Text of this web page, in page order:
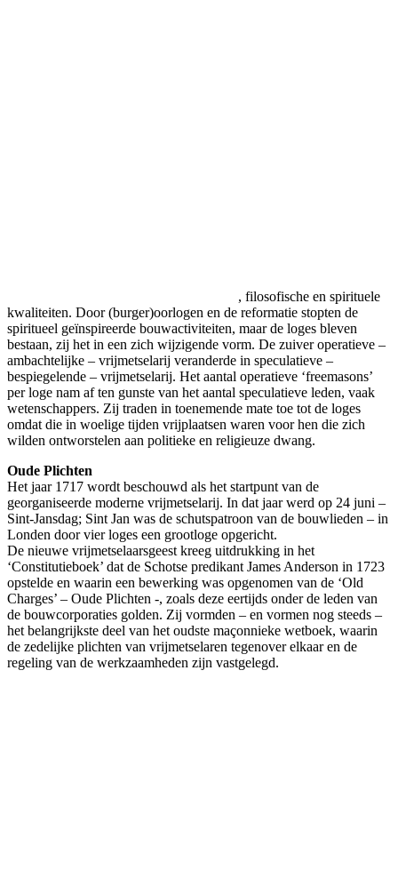
, filosofische en spirituele
kwaliteiten. Door (burger)oorlogen en de reformatie stopten de
spiritueel geïnspireerde bouwactiviteiten, maar de loges bleven
bestaan, zij het in een zich wijzigende vorm. De zuiver operatieve –
ambachtelijke – vrijmetselarij veranderde in speculatieve –
bespiegelende – vrijmetselarij. Het aantal operatieve ‘freemasons’
per loge nam af ten gunste van het aantal speculatieve leden, vaak
wetenschappers. Zij traden in toenemende mate toe tot de loges
omdat die in woelige tijden vrijplaatsen waren voor hen die zich
wilden ontworstelen aan politieke en religieuze dwang.
Oude Plichten
Het jaar 1717 wordt beschouwd als het startpunt van de
georganiseerde moderne vrijmetselarij. In dat jaar werd op 24 juni –
Sint-Jansdag; Sint Jan was de schutspatroon van de bouwlieden – in
Londen door vier loges een grootloge opgericht.
De nieuwe vrijmetselaarsgeest kreeg uitdrukking in het
‘Constitutieboek’ dat de Schotse predikant James Anderson in 1723
opstelde en waarin een bewerking was opgenomen van de ‘Old
Charges’ – Oude Plichten -, zoals deze eertijds onder de leden van
de bouwcorporaties golden. Zij vormden – en vormen nog steeds –
het belangrijkste deel van het oudste maçonnieke wetboek, waarin
de zedelijke plichten van vrijmetselaren tegenover elkaar en de
regeling van de werkzaamheden zijn vastgelegd.